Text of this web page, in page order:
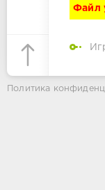
Файл
Политика